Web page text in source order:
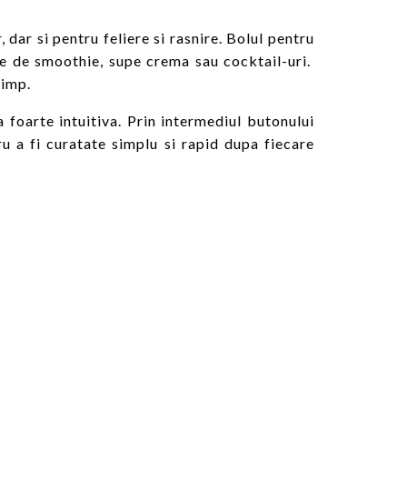
si pentru feliere si rasnire. Bolul pentru
smoothie, supe crema sau cocktail-uri.
foarte intuitiva. Prin intermediul butonului
a fi curatate simplu si rapid dupa fiecare